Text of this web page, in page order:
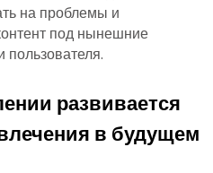
на проблемы и
под нынешние
пользователя.
развивается
в будущем